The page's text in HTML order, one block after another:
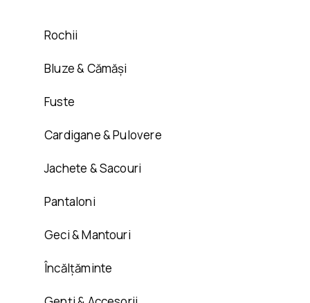
Rochii
Bluze & Cămăși
Fuste
Cardigane & Pulovere
Jachete & Sacouri
Pantaloni
Geci & Mantouri
Încălțăminte